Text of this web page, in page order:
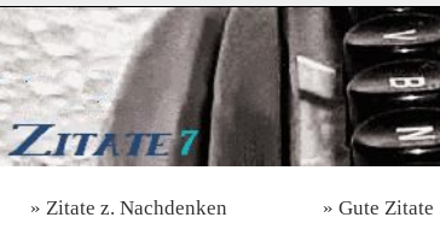
Zitate z. Nachdenken Gute Zitate